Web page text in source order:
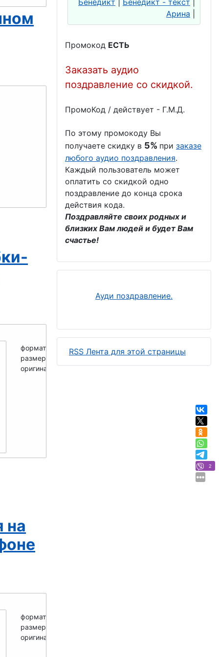
формат -
размер мини -250x250
оригинал - 700x700
на
формат -
размер мини -
оригинал -
Бенедикт
Бенедикт - текст
Арина
Промокод ЕСТЬ
Заказать аудио
поздравление со скидкой.
ПромоКод / действует - Г.М.Д.
По этому промокоду Вы
получаете скидку в 5% при заказе
любого аудио поздравления.
Каждый пользователь может
оплатить со скидкой одно
поздравление до конца срока
действия кода.
Поздравляйте своих родных и
близких Вам людей и будет Вам
счастье!
Ауди поздравление.
2
RSS Лента для этой страницы